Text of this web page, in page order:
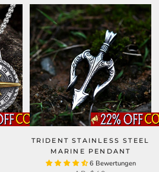
TRIDENT STAINLESS STEEL
MARINE PENDANT
6 Bewertungen